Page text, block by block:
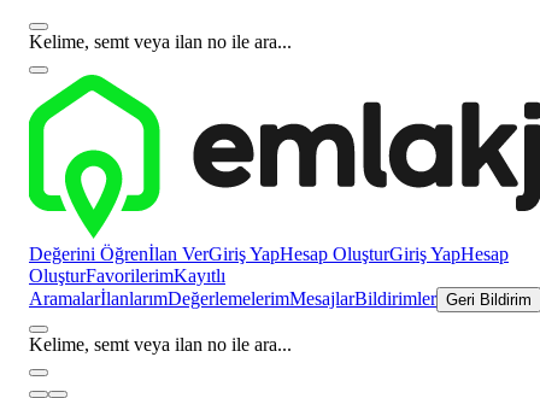
Kelime, semt veya ilan no ile ara...
Değerini Öğrenİlan VerGiriş YapHesap OluşturGiriş YapHesap
OluşturFavorilerimKayıtlı
AramalarİlanlarımDeğerlemelerimMesajlarBildirimler Geri Bildirim
Kelime, semt veya ilan no ile ara...